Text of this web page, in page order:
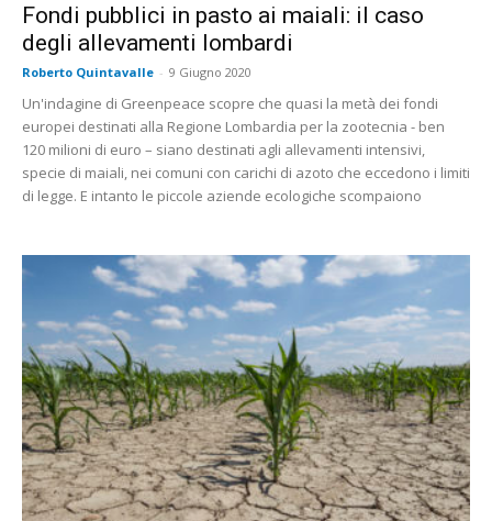
Fondi pubblici in pasto ai maiali: il caso
degli allevamenti lombardi
Roberto Quintavalle - 9 Giugno 2020
Un'indagine di Greenpeace scopre che quasi la metà dei fondi
europei destinati alla Regione Lombardia per la zootecnia - ben
120 milioni di euro – siano destinati agli allevamenti intensivi,
specie di maiali, nei comuni con carichi di azoto che eccedono i limiti
di legge. E intanto le piccole aziende ecologiche scompaiono